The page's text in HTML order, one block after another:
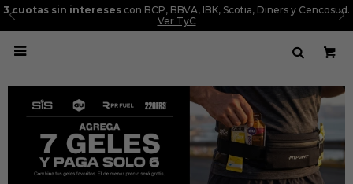
3 cuotas sin intereses con BCP, BBVA, IBK, Scotia, Diners y Cencosud.
Ver TyC
